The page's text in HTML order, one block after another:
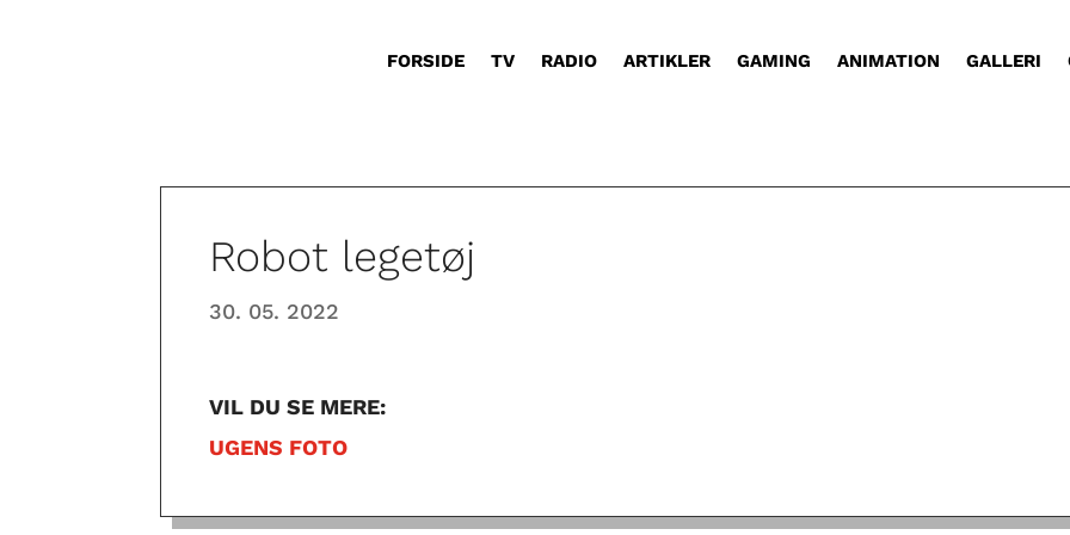
FORSIDE TV RADIO ARTIKLER GAMING ANIMATION GALLERI
Robot legetøj
30. 05. 2022
VIL DU SE MERE:
UGENS FOTO